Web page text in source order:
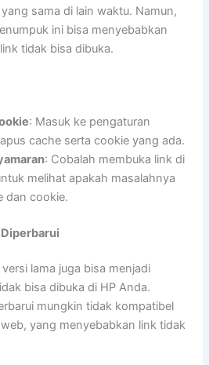
sama di lain waktu. Namun,
ini bisa menyebabkan
tidak bisa dibuka.
: Masuk ke pengaturan
cache serta cookie yang ada.
: Cobalah membuka link di
melihat apakah masalahnya
dan cookie.
lama juga bisa menjadi
bisa dibuka di HP Anda.
mungkin tidak kompatibel
yang menyebabkan link tidak